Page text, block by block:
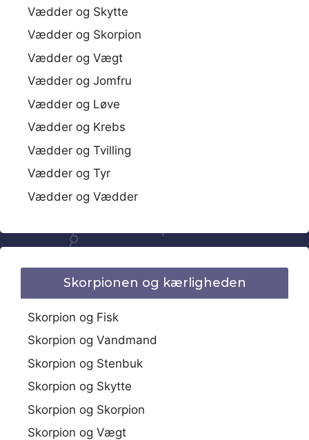
Vædder og Skytte
Vædder og Skorpion
Vædder og Vægt
Vædder og Jomfru
Vædder og Løve
Vædder og Krebs
Vædder og Tvilling
Vædder og Tyr
Vædder og Vædder
Skorpionen og kærligheden
Skorpion og Fisk
Skorpion og Vandmand
Skorpion og Stenbuk
Skorpion og Skytte
Skorpion og Skorpion
Skorpion og Vægt